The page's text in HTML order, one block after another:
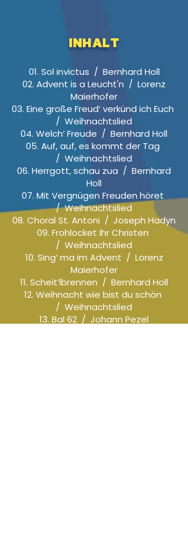
Inhalt
01. Sol invictus / Bernhard Holl
02. Advent is a Leucht'n / Lorenz
Maierhofer
03. Eine große Freud‘ verkünd ich Euch
/ Weihnachtslied
04. Welch‘ Freude / Bernhard Holl
05. Auf, auf, es kommt der Tag
/ Weihnachtslied
06. Herrgott, schau zua / Bernhard
Holl
07. Mit Vergnügen Freuden höret
/ Weihnachtslied
08. Choral St. Antoni / Joseph Hadyn
09. Frohlocket Ihr Christen
/ Weihnachtslied
10. Sing‘ ma im Advent / Lorenz
Maierhofer
11. Scheit‘lbrennen / Bernhard Holl
12. Weihnacht wie bist du schön
/ Weihnachtslied
13. Bal 62 / Johann Pezel